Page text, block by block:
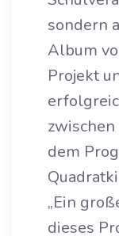
sondern
Album
Projekt
dem
„Ein
dieses